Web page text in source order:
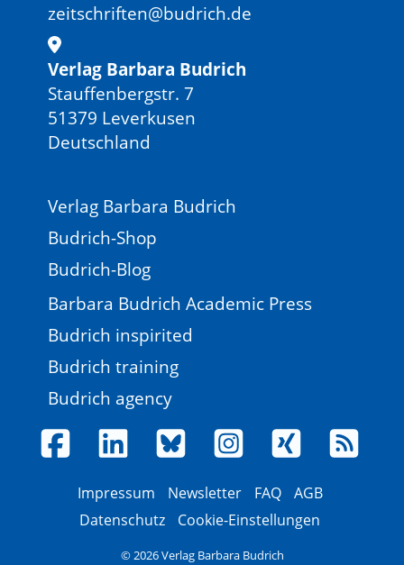
zeitschriften@budrich.de
Verlag Barbara Budrich
Stauffenbergstr. 7
51379 Leverkusen
Deutschland
Verlag Barbara Budrich
Budrich-Shop
Budrich-Blog
Barbara Budrich Academic Press
Budrich inspirited
Budrich training
Budrich agency
Impressum Newsletter FAQ
AGB
Datenschutz
Cookie-Einstellungen
© 2026 Verlag Barbara Budrich